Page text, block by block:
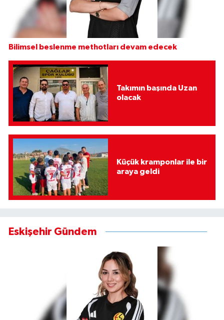
Bilimsel beslenme methotları devam edecek
Takımın başında Uzan
olacak
Küçük kramponlar ile bir
araya geldi
Eskişehir Gündem